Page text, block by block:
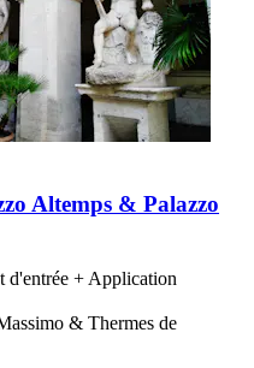
Altemps & Palazzo
d'entrée + Application
& Thermes de